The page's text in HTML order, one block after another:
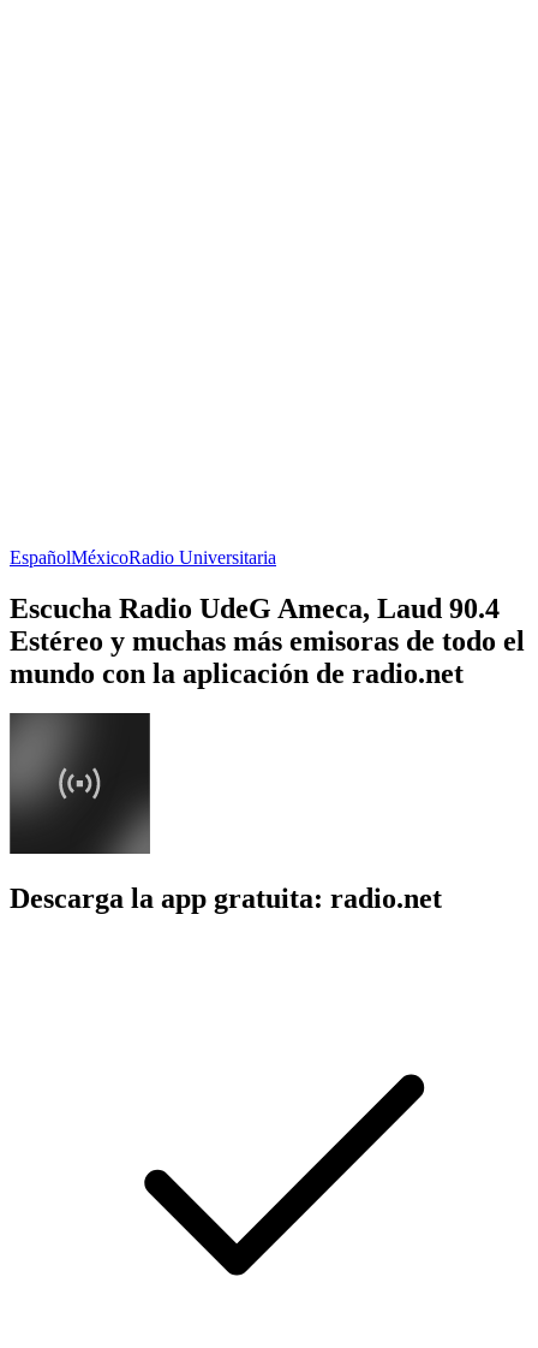
EspañolMéxicoRadio Universitaria
Escucha Radio UdeG Ameca, Laud 90.4
Estéreo y muchas más emisoras de todo el
mundo con la aplicación de radio.net
Descarga la app gratuita: radio.net